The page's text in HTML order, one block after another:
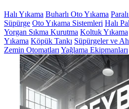
Halı Yıkama Buharlı Oto Yıkama
Süpürge Oto Yıkama Sistemleri Halı
Yorgan Sıkma Kurutma Koltuk Yıkama
Yıkama Köpük Tankı Süpürgeler ve
Zemin Otomatları Yağlama Ekipmanları